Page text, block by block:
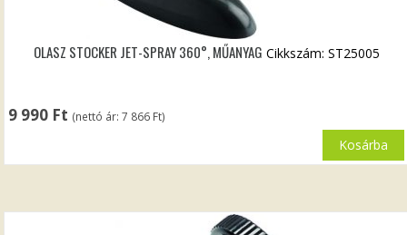
OLASZ STOCKER JET-SPRAY 360°, MŰANYAG
9 990 Ft (nettó ár:7 866 Ft)
Cikkszám: ST25005
Kosárba